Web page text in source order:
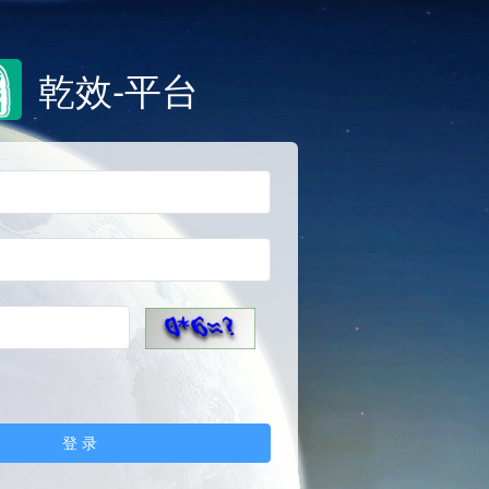
乾效-平台
登 录